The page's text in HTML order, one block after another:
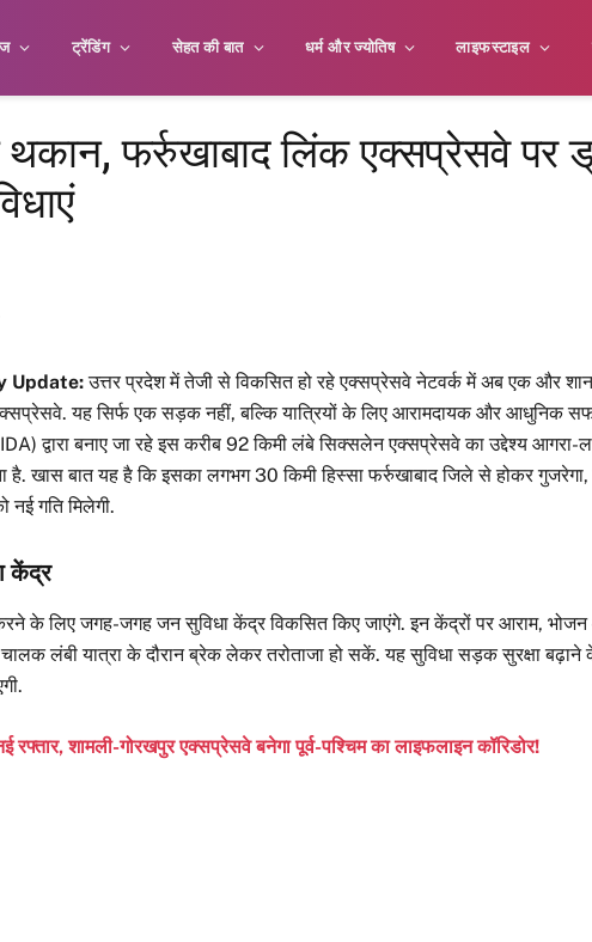
ट्रेंडिंग सेहत की बात धर्म और ज्योतिष लाइफस्टाइल
थकान, फर्रुखाबाद लिंक एक्सप्रेसवे पर
Update:उत्तर प्रदेश में तेजी से विकसित हो रहे एक्सप्रेसवे नेटवर्क में अब एक और
यह सिर्फ एक सड़क नहीं, बल्कि यात्रियों के लिए आरामदायक और आधुनिक
द्वारा बनाए जा रहे इस करीब 92 किमी लंबे सिक्सलेन एक्सप्रेसवे का उद्देश्य
खास बात यह है कि इसका लगभग 30 किमी हिस्सा फर्रुखाबाद जिले से होकर
नई गति मिलेगी.
केंद्र
के लिए जगह-जगह जन सुविधा केंद्र विकसित किए जाएंगे. इन केंद्रों पर आराम,
लंबी यात्रा के दौरान ब्रेक लेकर तरोताजा हो सकें. यह सुविधा सड़क सुरक्षा बढ़ाने
शामली-गोरखपुर एक्सप्रेसवे बनेगा पूर्व-पश्चिम का लाइफलाइन कॉरिडोर!